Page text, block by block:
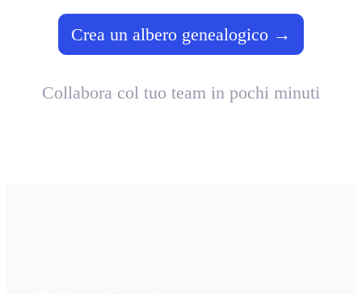
Crea un albero genealogico →
Collabora col tuo team in pochi minuti